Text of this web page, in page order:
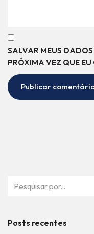
SALVAR MEUS
PRÓXIMA VEZ QUE
Posts recentes